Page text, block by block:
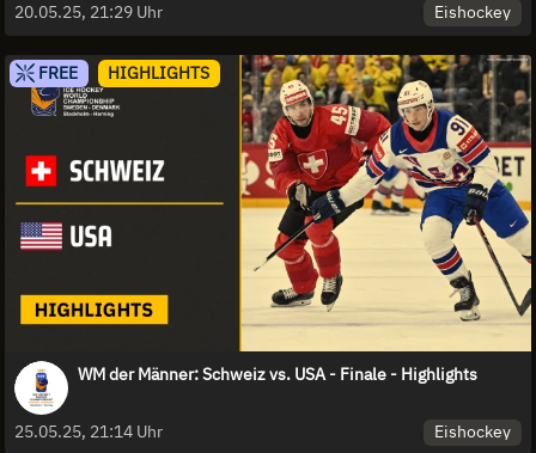
20.05.25, 21:29 Uhr
Eishockey
FREE HIGHLIGHTS
WM der Männer: Schweiz vs. USA - Finale - Highlights
25.05.25, 21:14 Uhr Eishockey